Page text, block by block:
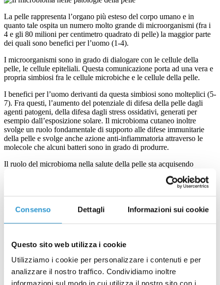
Consenso Dettagli Informazioni sui cookie
Questo sito web utilizza i cookie
Utilizziamo i cookie per personalizzare i contenuti e per
analizzare il nostro traffico. Condividiamo inoltre
informazioni sul modo in cui utilizza il nostro sito con i
La pelle rappresenta l’organo più esteso del corpo umano e in
quanto tale ospita un numero molto grande di microorganismi (fra i
4 e gli 80 milioni per centimetro quadrato di pelle) la maggior parte
dei quali sono benefici per l’uomo (1-4).
I microorganismi sono in grado di dialogare con le cellule della
pelle, le cellule epiteliali. Questa comunicazione porta ad una vera e
propria simbiosi fra le cellule microbiche e le cellule della pelle.
I benefici per l’uomo derivanti da questa simbiosi sono molteplici (5-
7). Fra questi, l’aumento del potenziale di difesa della pelle dagli
agenti patogeni, della difesa dagli stress ossidativi, generati per
esempio dall’esposizione solare. Il microbioma cutaneo inoltre
svolge un ruolo fondamentale di supporto alle difese immunitarie
della pelle e svolge anche azione anti-infiammatoria attraverso le
molecole che alcuni batteri sono in grado di produrre.
Il ruolo del microbioma nella salute della pelle sta acquisendo
legate ad uno “sbilanciamento” della simbiosi fra i microorganismi
residenti sulla pelle e la pelle stessa (2, 8-10). Tale situazione è
comunemente nota con il termine “disbiosi”. L’aumento di alcune
specie microbiche a discapito di altre può portare all’insorgenza di
atopica, la psoriasi, l’acne (2).
Conoscere a fondo la composizione del microbioma cutaneo e le
variazioni che possono sopraggiungere in concomitanza o come
conseguenza di alcune condizioni patologiche sta permettendo lo
sviluppo di approcci terapeutici sempre più mirati per la cura delle